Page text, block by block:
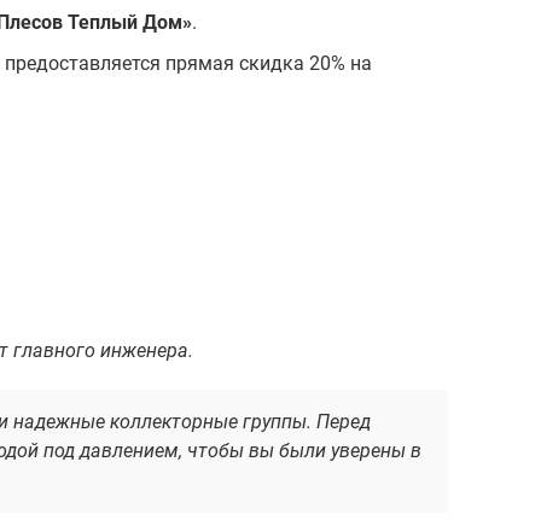
Теплый Дом».
прямая скидка 20% на
инженера.
надежные коллекторные группы. Перед
под давлением, чтобы вы были уверены в